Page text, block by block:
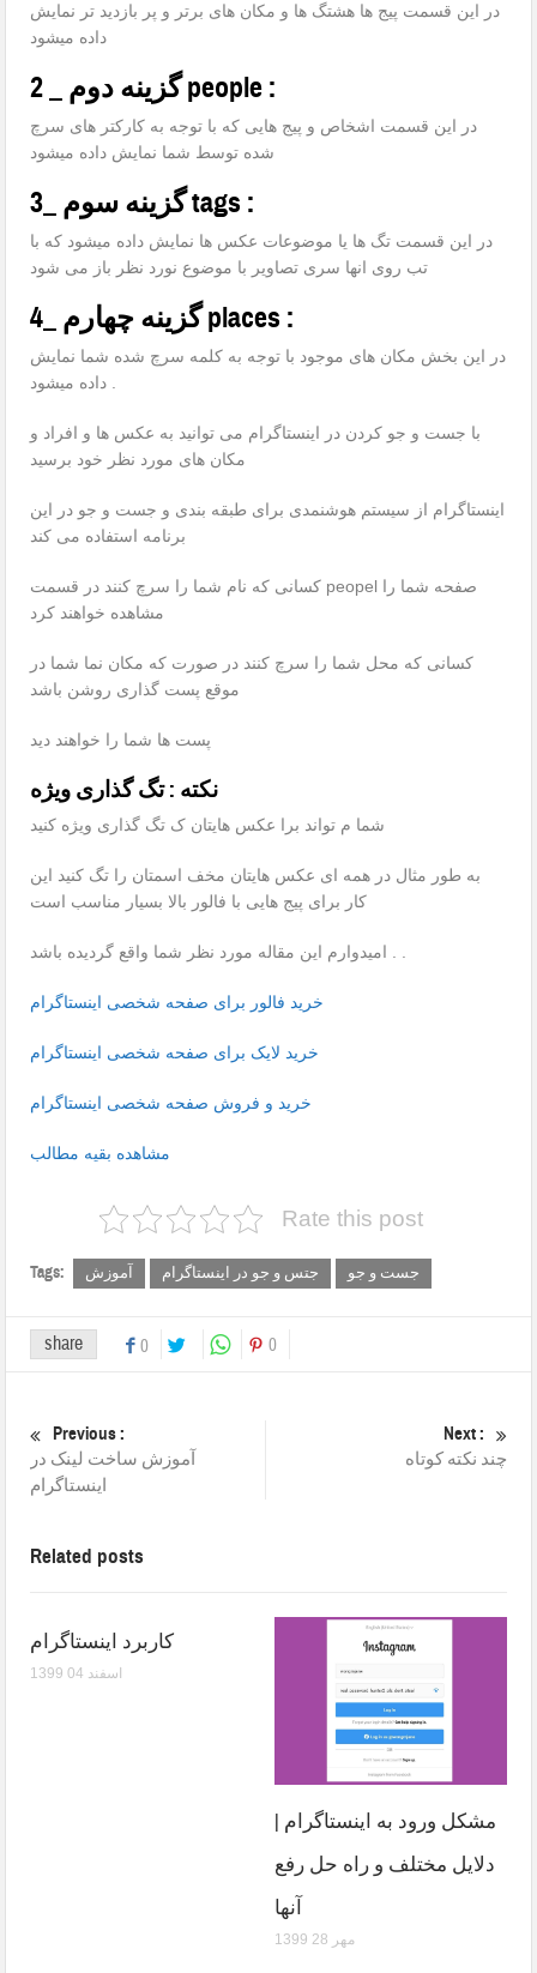
در این قسمت پیج ها هشتگ ها و مکان های برتر و پر بازدید تر نمایش
داده میشود
2 _ گزینه دوم people :
در این قسمت اشخاص و پیج هایی که با توجه به کارکتر های سرچ
شده توسط شما نمایش داده میشود
3_ گزینه سوم tags :
در این قسمت تگ ها یا موضوعات عکس ها نمایش داده میشود که با
تب روی انها سری تصاویر با موضوع نورد نظر باز می شود
4_ گزینه چهارم places :
در این بخش مکان های موجود با توجه به کلمه سرچ شده شما نمایش
با جست و جو کردن در اینستاگرام می توانید به عکس ها و افراد و
مکان های مورد نظر خود برسید
اینستاگرام از سیستم هوشنمدی برای طبقه بندی و جست و جو در این
برنامه استفاده می کند
کسانی که نام شما را سرچ کنند در قسمت peopel صفحه شما را
مشاهده خواهند کرد
کسانی که محل شما را سرچ کنند در صورت که مکان نما شما در
موقع پست گذاری روشن باشد
پست ها شما را خواهند دید
نکته : تگ گذاری ویژه
شما م تواند برا عکس هایتان ک تگ گذاری ویژه کنید
به طور مثال در همه ای عکس هایتان مخف اسمتان را تگ کنید این
کار برای پیج هایی با فالور بالا بسیار مناسب است
خرید فالور برای صفحه شخصی اینستاگرام
خرید لایک برای صفحه شخصی اینستاگرام
خرید و فروش صفحه شخصی اینستاگرام
مشاهده بقیه مطالب
Rate this post
Tags: آموزش جتس و جو در اینستاگرام جست و جو
share 0 0
Previous :
آموزش ساخت لینک در
اینستاگرام
Next :
چند نکته کوتاه
Related posts
کاربرد اینستاگرام
1399 اسفند 04
مشکل ورود به اینستاگرام |
دلایل مختلف و راه حل رفع
آنها
1399 مهر 28